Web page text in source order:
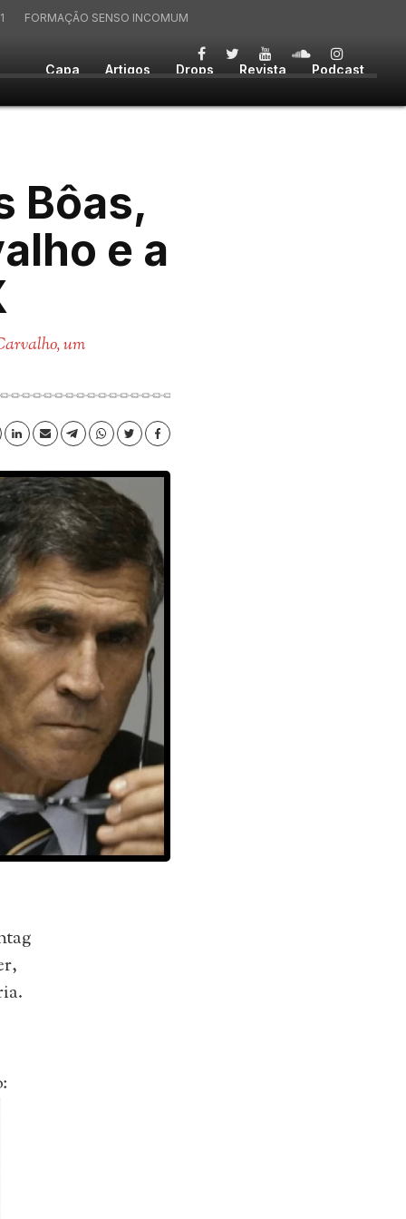
Capa Artigos Drops Revista Podcast
FORMAÇÃO SENSO INCOMUM
Bôas,
e a
um